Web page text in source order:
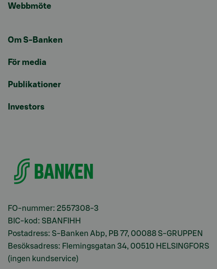
Webbmöte
Om S-Banken
För media
Publikationer
Investors
FO-nummer: 2557308-3
BIC-kod: SBANFIHH
Postadress: S-Banken Abp, PB 77, 00088 S-GRUPPEN
Besöksadress: Flemingsgatan 34, 00510 HELSINGFORS
(ingen kundservice)